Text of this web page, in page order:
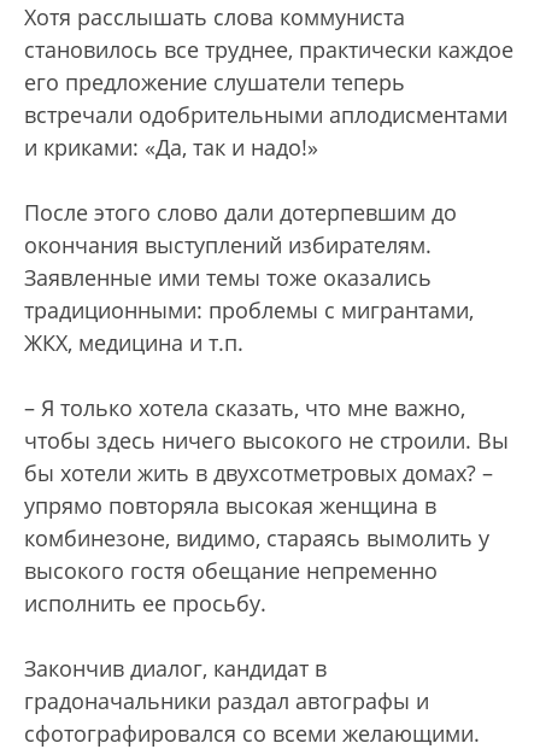
Хотя расслышать слова коммуниста
становилось все труднее, практически каждое
его предложение слушатели теперь
встречали одобрительными аплодисментами
и криками: «Да, так и надо!»
После этого слово дали дотерпевшим до
окончания выступлений избирателям.
Заявленные ими темы тоже оказались
традиционными: проблемы с мигрантами,
ЖКХ, медицина и т.п.
– Я только хотела сказать, что мне важно,
чтобы здесь ничего высокого не строили. Вы
бы хотели жить в двухсотметровых домах? –
упрямо повторяла высокая женщина в
комбинезоне, видимо, стараясь вымолить у
высокого гостя обещание непременно
исполнить ее просьбу.
Закончив диалог, кандидат в
градоначальники раздал автографы и
сфотографировался со всеми желающими.